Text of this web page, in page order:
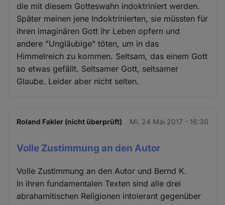
die mit diesem Gotteswahn indoktriniert werden.
Später meinen jene Indoktrinierten, sie müssten für
ihren imaginären Gott ihr Leben opfern und
andere "Ungläubige" töten, um in das
Himmelreich zu kommen. Seltsam, das einem Gott
so etwas gefällt. Seltsamer Gott, seltsamer
Glaube. Leider aber nicht selten.
Roland Fakler (nicht überprüft) Mi. 24 Mai 2017 - 16:30
Volle Zustimmung an den Autor
Volle Zustimmung an den Autor und Bernd K.
In ihren fundamentalen Texten sind alle drei
abrahamitischen Religionen intolerant gegenüber